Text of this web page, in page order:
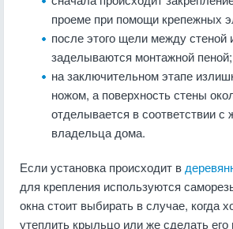
проеме при помощи крепежных
после этого щели между стеной
заделываются монтажной пеной;
на заключительном этапе
ножом, а поверхность стены
отделывается в соответствии с
владельца дома.
Если установка происходит в
для крепления используются
окна стоит выбирать в случае, когда
утеплить крыльцо или же сделать